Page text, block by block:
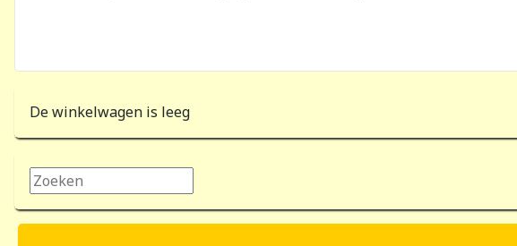
De winkelwagen is leeg
Zoeken...